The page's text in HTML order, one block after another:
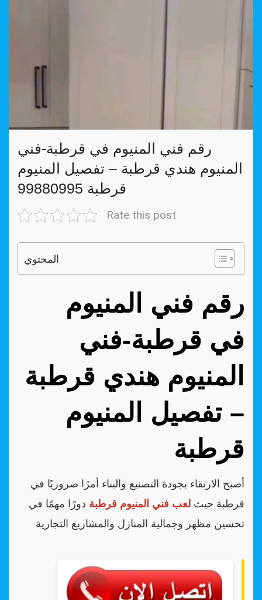
رقم فني المنيوم في قرطبة-فني
المنيوم هندي قرطبة – تفصيل المنيوم
قرطبة 99880995
Rate this post
المحتوي
في قرطبة-فني
المنيوم هندي قرطبة
– تفصيل المنيوم
قرطبة
أصبح الارتقاء بجودة التصنيع والبناء أمرًا ضروريًا في
قرطبة حيث لعب فني المنيوم قرطبة دورًا مهمًا في
تحسين مظهر وجمالية المنازل والمشاريع التجارية